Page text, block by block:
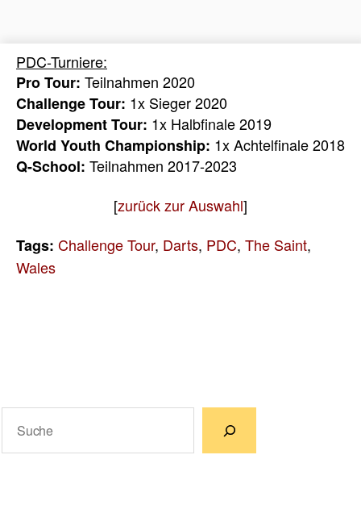
PDC-Turniere:
Pro Tour: Teilnahmen 2020
Challenge Tour: 1x Sieger 2020
Development Tour: 1x Halbfinale 2019
World Youth Championship: 1x Achtelfinale 2018
Q-School: Teilnahmen 2017-2023
[zurück zur Auswahl]
Tags: Challenge Tour, Darts, PDC, The Saint,
Wales